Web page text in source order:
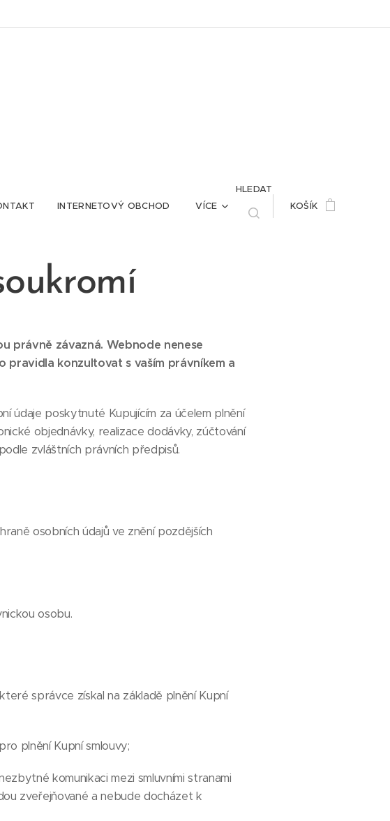
INTERNETOVÝ OBCHOD VÍCE
HLEDAT
KOŠÍK
právně závazná. Webnode nenese
konzultovat s vaším právníkem a
údaje poskytnuté Kupujícím za účelem plnění
objednávky, realizace dodávky, zúčtování
zvláštních právních předpisů.
osobních údajů ve znění pozdějších
osobu.
správce získal na základě plnění Kupní
plnění Kupní smlouvy;
komunikaci mezi smluvními stranami
zveřejňované a nebude docházet k